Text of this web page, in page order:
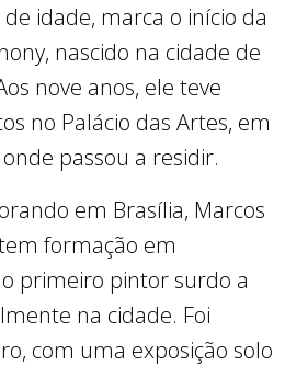
idade, marca o início da
nascido na cidade de
nove anos, ele teve
no Palácio das Artes, em
passou a residir.
em Brasília, Marcos
formação em
primeiro pintor surdo a
na cidade. Foi
com uma exposição solo